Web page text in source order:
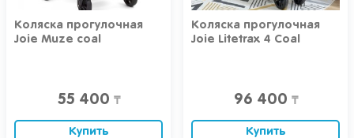
Коляска прогулочная
Joie Muze coal
55 400 ₸
Купить
Коляска прогулочная
Joie Litetrax 4 Coal
96 400 ₸
Купить